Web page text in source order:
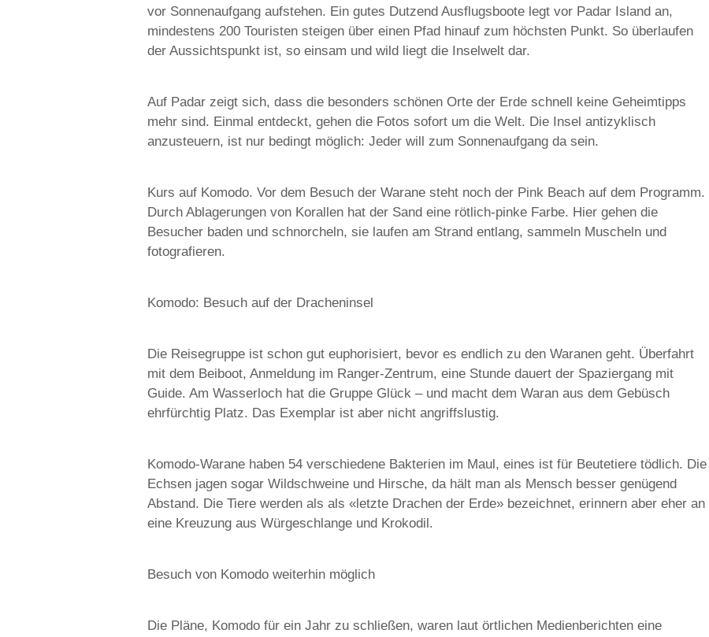
vor Sonnenaufgang aufstehen. Ein gutes Dutzend Ausflugsboote legt vor Padar Island an,
mindestens 200 Touristen steigen über einen Pfad hinauf zum höchsten Punkt. So überlaufen
der Aussichtspunkt ist, so einsam und wild liegt die Inselwelt dar.
Auf Padar zeigt sich, dass die besonders schönen Orte der Erde schnell keine Geheimtipps
mehr sind. Einmal entdeckt, gehen die Fotos sofort um die Welt. Die Insel antizyklisch
anzusteuern, ist nur bedingt möglich: Jeder will zum Sonnenaufgang da sein.
Kurs auf Komodo. Vor dem Besuch der Warane steht noch der Pink Beach auf dem Programm.
Durch Ablagerungen von Korallen hat der Sand eine rötlich-pinke Farbe. Hier gehen die
Besucher baden und schnorcheln, sie laufen am Strand entlang, sammeln Muscheln und
fotografieren.
Komodo: Besuch auf der Dracheninsel
Die Reisegruppe ist schon gut euphorisiert, bevor es endlich zu den Waranen geht. Überfahrt
mit dem Beiboot, Anmeldung im Ranger-Zentrum, eine Stunde dauert der Spaziergang mit
Guide. Am Wasserloch hat die Gruppe Glück – und macht dem Waran aus dem Gebüsch
ehrfürchtig Platz. Das Exemplar ist aber nicht angriffslustig.
Komodo-Warane haben 54 verschiedene Bakterien im Maul, eines ist für Beutetiere tödlich. Die
Echsen jagen sogar Wildschweine und Hirsche, da hält man als Mensch besser genügend
Abstand. Die Tiere werden als als «letzte Drachen der Erde» bezeichnet, erinnern aber eher an
eine Kreuzung aus Würgeschlange und Krokodil.
Besuch von Komodo weiterhin möglich
Die Pläne, Komodo für ein Jahr zu schließen, waren laut örtlichen Medienberichten eine